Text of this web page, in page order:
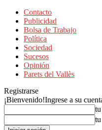
Contacto
Publicidad
Bolsa de Trabajo
Política
Sociedad
Sucesos
Opinión
Parets del Vallès
Registrarse
¡Bienvenido!Ingrese a su
tu